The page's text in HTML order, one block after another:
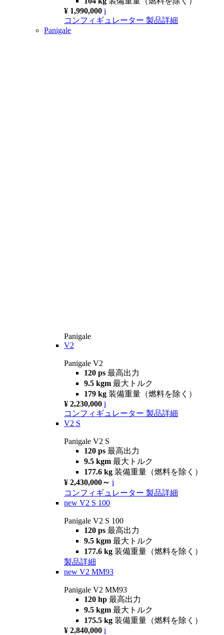
¥ 1,990,000 i
コンフィギュレーター 製品詳細
Panigale
Panigale
V2
Panigale V2
120 ps 最高出力
9.5 kgm 最大トルク
179 kg 装備重量（燃料を除く）
¥ 2,230,000 i
コンフィギュレーター 製品詳細
V2 S
Panigale V2 S
120 ps 最高出力
9.5 kgm 最大トルク
177.6 kg 装備重量（燃料を除く）
¥ 2,430,000～ i
コンフィギュレーター 製品詳細
new V2 S 100
Panigale V2 S 100
120 ps 最高出力
9.5 kgm 最大トルク
177.6 kg 装備重量（燃料を除く）
製品詳細
new V2 MM93
Panigale V2 MM93
120 hp 最高出力
9.5 kgm 最大トルク
175.5 kg 装備重量（燃料を除く）
¥ 2,840,000 i